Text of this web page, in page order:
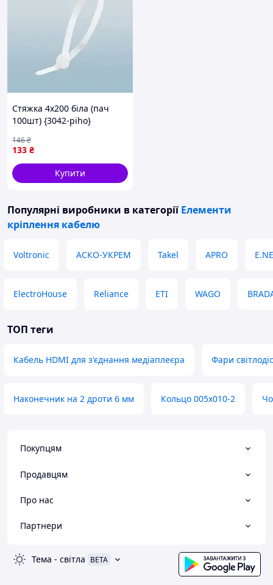
Стяжка 4х200 біла (пач
100шт) {3042-piho}
133 ₴
146₴
Купити
Популярні виробники в категорії Елементи
кріплення кабелю
Voltronic АСКО-УКРЕМ Takel APRO
ElectroHouse Reliance ETI WAGO
ТОП теги
Кабель HDMI для з'єднання медіаплеєра Фари
Наконечник на 2 дроти 6 мм Кольцо 005х010-2
Покупцям
Продавцям
Про нас
Партнери
Тема - світла BETA